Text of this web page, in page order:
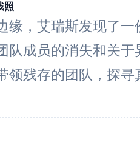
照
缘，艾瑞斯发现了一
队成员的消失和关于
领残存的团队，探